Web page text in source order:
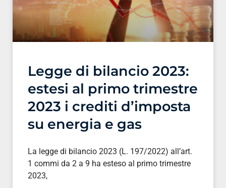
Legge di bilancio 2023:
estesi al primo trimestre
2023 i crediti d’imposta
su energia e gas
La legge di bilancio 2023 (L. 197/2022) all’art.
1 commi da 2 a 9 ha esteso al primo trimestre
2023,